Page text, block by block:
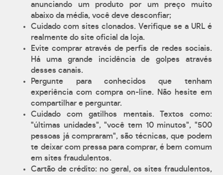
anunciando um produto por um preço muito
abaixo da média, você deve desconfiar;
Cuidado com sites clonados. Verifique se a URL é
realmente do site oficial da loja.
Evite comprar através de perfis de redes sociais.
Há uma grande incidência de golpes através
desses canais.
Pergunte para conhecidos que tenham
experiência com compra on-line. Não hesite em
compartilhar e perguntar.
Cuidado com gatilhos mentais. Textos como:
"últimas unidades", "você tem 10 minutos", "500
pessoas já compraram", são técnicas, que podem
te deixar com pressa para comprar, é bem comum
em sites fraudulentos.
Cartão de crédito: no geral, os sites fraudulentos,